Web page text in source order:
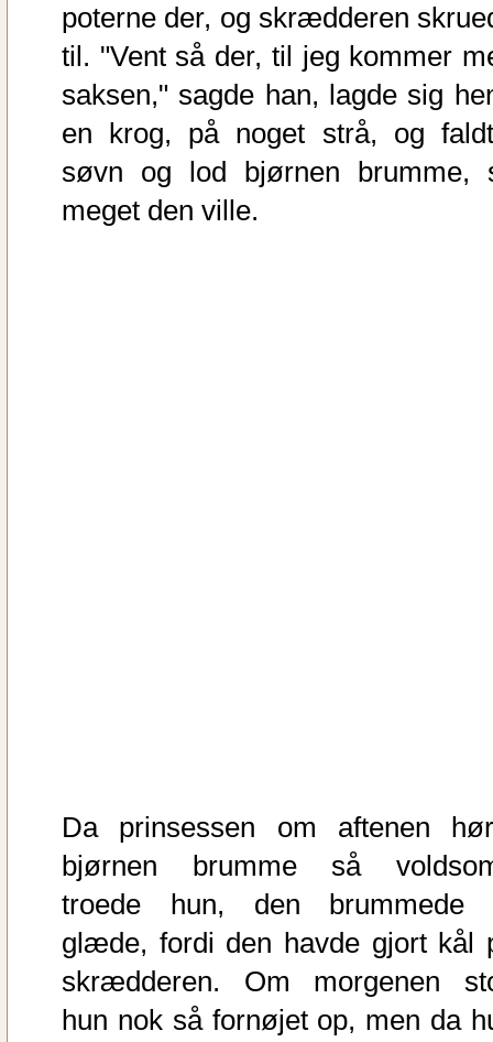
poterne der, og skrædderen
til. "Vent så der, til jeg kommer
saksen," sagde han, lagde sig
en krog, på noget strå, og
søvn og lod bjørnen brumme,
meget den ville.
Da prinsessen om aftenen
bjørnen brumme så
troede hun, den brummede
glæde, fordi den havde gjort kål
skrædderen. Om morgenen
hun nok så fornøjet op, men da